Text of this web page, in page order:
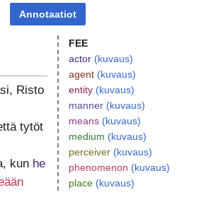
Annotaatiot
Risto
tytöt
kun he
FEE
actor (kuvaus)
agent (kuvaus)
entity (kuvaus)
manner (kuvaus)
means (kuvaus)
medium (kuvaus)
perceiver (kuvaus)
phenomenon (kuvaus)
place (kuvaus)